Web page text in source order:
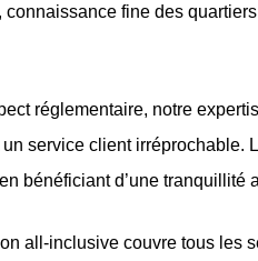
connaissance fine des
réglementaire, notre
service client irréprochable.
bénéficiant d’une tranquillité
all-inclusive couvre tous les